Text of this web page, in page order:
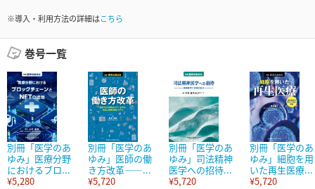
※導入・利用方法の詳細はこちら
巻号一覧
別冊「医学のあ
ゆみ」医療分野
におけるブロ...
¥5,280
別冊「医学のあ
ゆみ」医師の働
き方改革――...
¥5,720
別冊「医学のあ
ゆみ」司法精神
医学への招待...
¥5,720
別冊「医学のあ
ゆみ」細胞を用
いた再生医療...
¥5,720